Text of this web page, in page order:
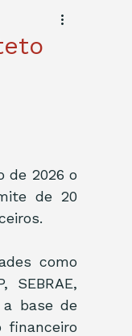
de 2026 o
de 20
como
SEBRAE,
a base de